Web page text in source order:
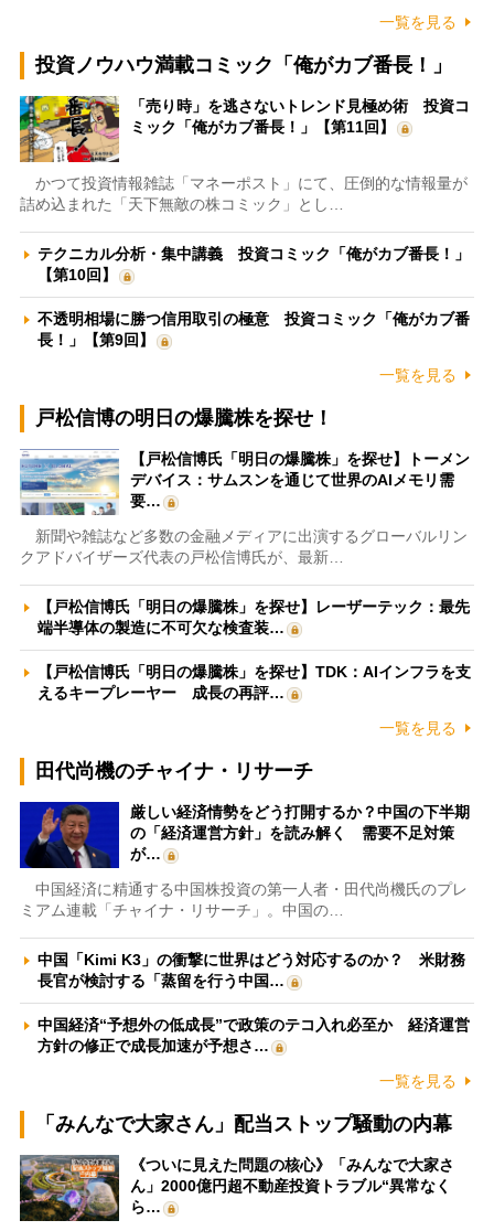
一覧を見る
投資ノウハウ満載コミック「俺がカブ番長！」
「売り時」を逃さないトレンド見極め術 投資コ
ミック「俺がカブ番長！」【第11回】
かつて投資情報雑誌「マネーポスト」にて、圧倒的な情報量が
詰め込まれた「天下無敵の株コミック」とし…
テクニカル分析・集中講義 投資コミック「俺がカブ番長！」
【第10回】
不透明相場に勝つ信用取引の極意 投資コミック「俺がカブ番
長！」【第9回】
一覧を見る
戸松信博の明日の爆騰株を探せ！
【戸松信博氏「明日の爆騰株」を探せ】トーメン
デバイス：サムスンを通じて世界のAIメモリ需
要…
新聞や雑誌など多数の金融メディアに出演するグローバルリン
クアドバイザーズ代表の戸松信博氏が、最新…
【戸松信博氏「明日の爆騰株」を探せ】レーザーテック：最先
端半導体の製造に不可欠な検査装…
【戸松信博氏「明日の爆騰株」を探せ】TDK：AIインフラを支
えるキープレーヤー 成長の再評…
一覧を見る
田代尚機のチャイナ・リサーチ
厳しい経済情勢をどう打開するか？中国の下半期
の「経済運営方針」を読み解く 需要不足対策
が…
中国経済に精通する中国株投資の第一人者・田代尚機氏のプレ
ミアム連載「チャイナ・リサーチ」。中国の…
中国「Kimi K3」の衝撃に世界はどう対応するのか？ 米財務
長官が検討する「蒸留を行う中国…
中国経済“予想外の低成長”で政策のテコ入れ必至か 経済運営
方針の修正で成長加速が予想さ…
一覧を見る
「みんなで大家さん」配当ストップ騒動の内幕
《ついに見えた問題の核心》「みんなで大家さ
ん」2000億円超不動産投資トラブル“異常なく
ら…